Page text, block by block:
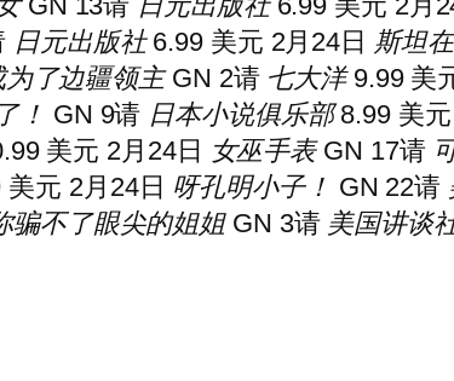
日元出版社6.99 美元 2月24日 斯坦
了边疆领主GN 2请 七大洋9.99 美
！ GN 9请 日本小说俱乐部8.99 美元
美元 2月24日 女巫手表GN 17请
元 2月24日 呀孔明小子！ GN 22请
骗不了眼尖的姐姐GN 3请 美国讲谈